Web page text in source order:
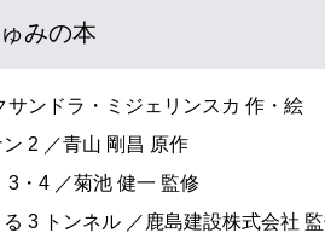
みの本
サンドラ・ミジェリンスカ 作・絵
2 ／青山 剛昌 原作
3・4 ／菊池 健一 監修
3 トンネル ／鹿島建設株式会社